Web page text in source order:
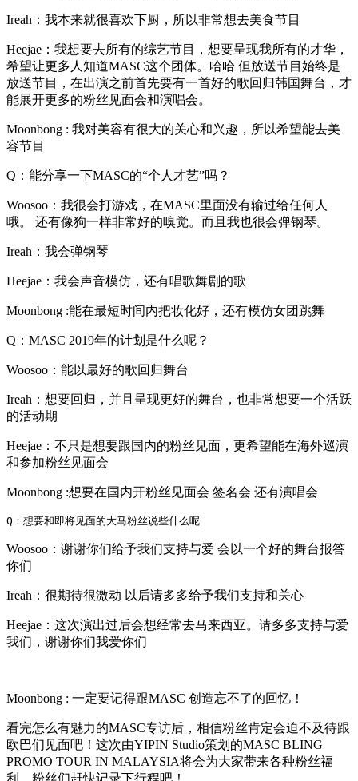
Ireah：我本来就很喜欢下厨，所以非常想去美食节目
Heejae：我想要去所有的综艺节目，想要呈现我所有的才华，
希望让更多人知道MASC这个团体。哈哈 但放送节目始终是
放送节目，在出演之前首先要有一首好的歌回归韩国舞台，才
能展开更多的粉丝见面会和演唱会。
Moonbong : 我对美容有很大的关心和兴趣，所以希望能去美
容节目
Q：能分享一下MASC的“个人才艺”吗？
Woosoo：我很会打游戏，在MASC里面没有输过给任何人
哦。 还有像狗一样非常好的嗅觉。而且我也很会弹钢琴。
Ireah：我会弹钢琴
Heejae：我会声音模仿，还有唱歌舞剧的歌
Moonbong :能在最短时间内把妆化好，还有模仿女团跳舞
Q：MASC 2019年的计划是什么呢？
Woosoo：能以最好的歌回归舞台
Ireah：想要回归，并且呈现更好的舞台，也非常想要一个活跃
的活动期
Heejae：不只是想要跟国内的粉丝见面，更希望能在海外巡演
和参加粉丝见面会
Moonbong :想要在国内开粉丝见面会 签名会 还有演唱会
Q：想要和即将见面的大马粉丝说些什么呢
Woosoo：谢谢你们给予我们支持与爱 会以一个好的舞台报答
你们
Ireah：很期待很激动 以后请多多给予我们支持和关心
Heejae：这次演出过后会想经常去马来西亚。请多多支持与爱
我们，谢谢你们我爱你们
Moonbong : 一定要记得跟MASC 创造忘不了的回忆！
看完怎么有魅力的MASC专访后，相信粉丝肯定会迫不及待跟
欧巴们见面吧！这次由YIPIN Studio策划的MASC BLING
PROMO TOUR IN MALAYSIA将会为大家带来各种粉丝福
利，粉丝们赶快记录下行程吧！